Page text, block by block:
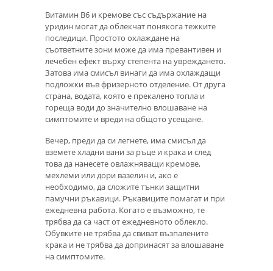
Витамин В6 и кремове със съдържание на
уридин могат да облекчат понякога тежките
последици. Простото охлаждане на
съответните зони може да има превантивен и
лечебен ефект върху степента на увреждането.
Затова има смисъл винаги да има охлаждащи
подложки във фризерното отделение. От друга
страна, водата, която е прекалено топла и
гореща води до значително влошаване на
симптомите и вреди на общото усещане.
Вечер, преди да си легнете, има смисъл да
вземете хладни вани за ръце и крака и след
това да нанесете овлажняващи кремове,
мехлеми или дори вазелин и, ако е
необходимо, да сложите тънки защитни
памучни ръкавици. Ръкавиците помагат и при
ежедневна работа. Когато е възможно, те
трябва да са част от ежедневното облекло.
Обувките не трябва да свиват възпалените
крака и не трябва да допринасят за влошаване
на симптомите.